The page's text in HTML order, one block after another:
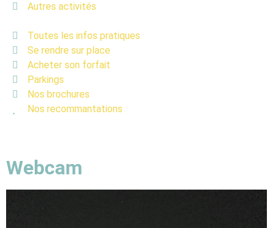
Autres activités
Toutes les infos pratiques
Se rendre sur place
Acheter son forfait
Parkings
Nos brochures
Nos recommantations
Webcam